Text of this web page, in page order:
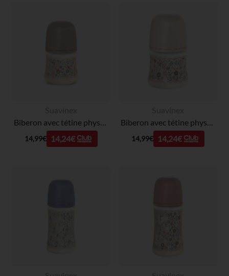
Biberon avec tétine physiologique SX PRO S 150ml Liberty beige
14,99€ 14,24€
Biberon avec tétine physiologique SX PRO S 150ml Wonderland Liberty rose
14,99€ 14,24€